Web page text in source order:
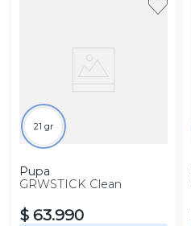
21 gr
Pupa
GRWSTICK Clean
$ 63.990